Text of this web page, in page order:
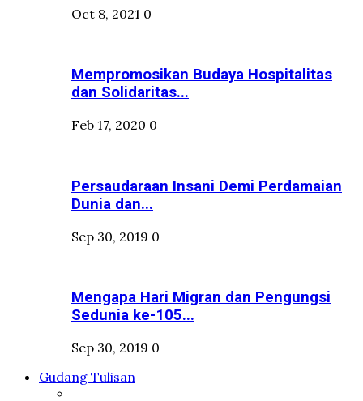
Oct 8, 2021 0
Mempromosikan Budaya Hospitalitas
dan Solidaritas...
Feb 17, 2020 0
Persaudaraan Insani Demi Perdamaian
Dunia dan...
Sep 30, 2019 0
Mengapa Hari Migran dan Pengungsi
Sedunia ke-105...
Sep 30, 2019 0
Gudang Tulisan